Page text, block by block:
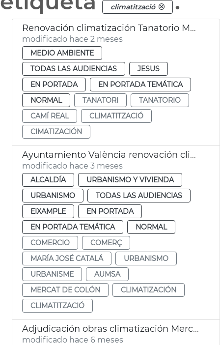
climatització
Renovación climatización Tanatorio Municipal València
modificado hace 2 meses
MEDIO AMBIENTE
TODAS LAS AUDIENCIAS
JESUS
EN PORTADA
EN PORTADA TEMÁTICA
NORMAL
TANATORI
TANATORIO
CAMÍ REAL
CLIMATITZACIÓ
CIMATIZACIÓN
Ayuntamiento València renovación climatitzación Mercado de Colón
modificado hace 3 meses
ALCALDÍA
URBANISMO Y VIVIENDA
URBANISMO
TODAS LAS AUDIENCIAS
EIXAMPLE
EN PORTADA
EN PORTADA TEMÁTICA
NORMAL
COMERCIO
COMERÇ
MARÍA JOSÉ CATALÁ
URBANISMO
URBANISME
AUMSA
MERCAT DE COLÓN
CLIMATIZACIÓN
CLIMATITZACIÓ
Adjudicación obras climatización Mercat Colón València
modificado hace 6 meses